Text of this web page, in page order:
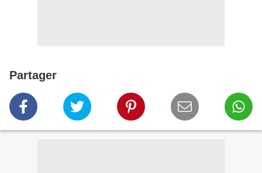
Partager